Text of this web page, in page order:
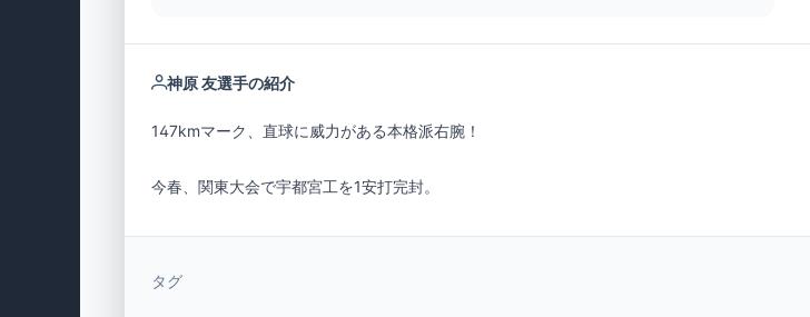
神原 友選手の紹介
今春、関東大会で宇都宮工を1安打完封。
タグ